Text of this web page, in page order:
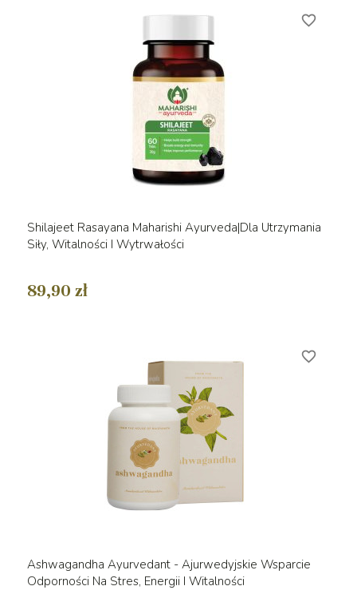
Shilajeet Rasayana Maharishi Ayurveda|Dla Utrzymania
Siły, Witalności I Wytrwałości
89,90 zł
favorite_border
Ashwagandha Ayurvedant - Ajurwedyjskie Wsparcie
Odporności Na Stres, Energii I Witalności
favorite_border